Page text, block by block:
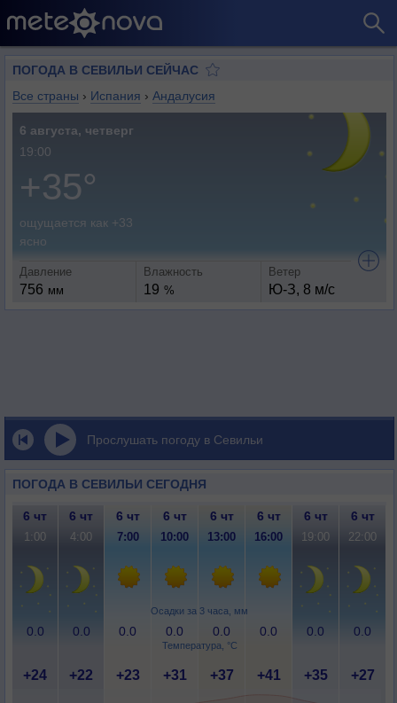
ПОГОДА В СЕВИЛЬИ СЕЙЧАС
Все страны › Испания › Андалусия
6 августа, четверг
19:00
+35°
ощущается как +33
ясно
Давление
756 мм
Влажность
19 %
Ветер
Ю-З, 8 м/с
Прослушать погоду в Севильи
ПОГОДА В СЕВИЛЬИ СЕГОДНЯ
Осадки за 3 часа, мм
Температура, °C
6 чт 6 чт 6 чт 6 чт 6 чт 6 чт 6 чт 6 чт
1:00 4:00 7:00 10:00 13:00 16:00 19:00 22:00
0.0 0.0 0.0 0.0 0.0 0.0 0.0 0.0
+24 +22 +23 +31 +37 +41 +35 +27